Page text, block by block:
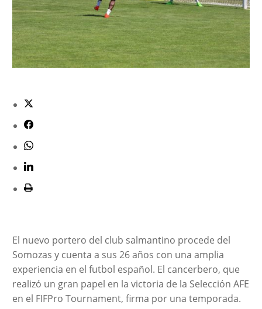
El nuevo portero del club salmantino procede del
Somozas y cuenta a sus 26 años con una amplia
experiencia en el futbol español. El cancerbero, que
realizó un gran papel en la victoria de la Selección AFE
en el FIFPro Tournament, firma por una temporada.